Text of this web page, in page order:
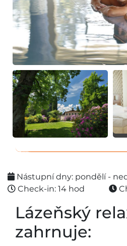
Nástupní dny: pondělí -
Check-in: 14 hod
Lázeňský
zahrnuje: